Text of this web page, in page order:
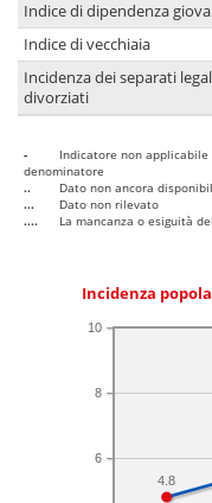
Indice di dipendenza
Indice di vecchiaia
Incidenza dei separati
divorziati
-
Indicatore non
denominatore
..
Dato non ancora
...
Dato non rilevato
....
La mancanza o esiguità
Incidenza
6
8
10
4.8